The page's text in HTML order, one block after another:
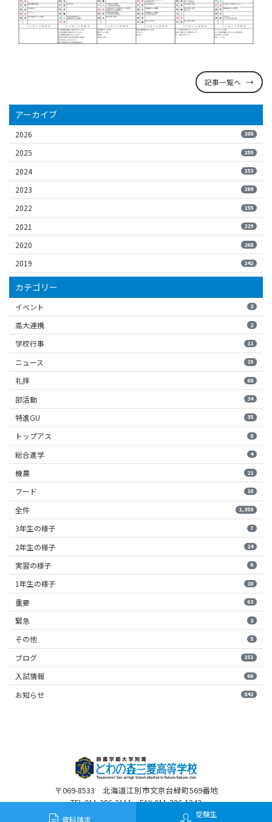
記事一覧へ
アーカイブ
2026 108
2025 155
2024 153
2023 160
2022 155
2021 229
2020 268
2019 142
カテゴリー
イベント 3
高大連携 2
学校行事 11
ニュース 15
礼拝 68
部活動 34
特進GU 35
トップアス 8
総合進学 4
機農 21
フード 10
全件 1,358
3年生の様子 7
2年生の様子 14
実習の様子 6
1年生の様子 10
重要 63
緊急 3
その他 5
ブログ 151
入試情報 66
お知らせ 842
〒069-8533 北海道江別市文京台緑町569番地
TEL 011-386-3111 FAX 011-386-1243
資料請求
受験生